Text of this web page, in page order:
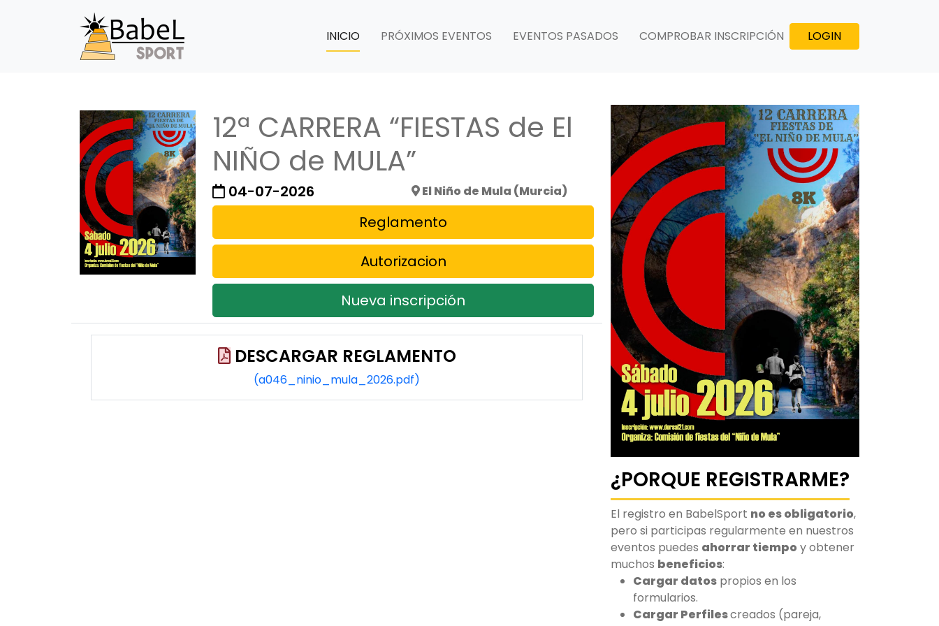
INICIO PRÓXIMOS EVENTOS EVENTOS PASADOS COMPROBAR INSCRIPCIÓN LOGIN
12ª CARRERA “FIESTAS de El
NIÑO de MULA”
04-07-2026 El Niño de Mula (Murcia)
Reglamento
Autorizacion
Nueva inscripción
DESCARGAR REGLAMENTO
(a046_ninio_mula_2026.pdf)
¿PORQUE REGISTRARME?
El registro en BabelSport no es obligatorio,
pero si participas regularmente en nuestros
eventos puedes ahorrar tiempo y obtener
muchos beneficios:
Cargar datos propios en los
formularios.
Cargar Perfilescreados (pareja,